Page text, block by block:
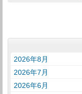
2026年8月
2026年7月
2026年6月